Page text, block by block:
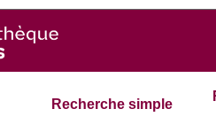
Recherche simple